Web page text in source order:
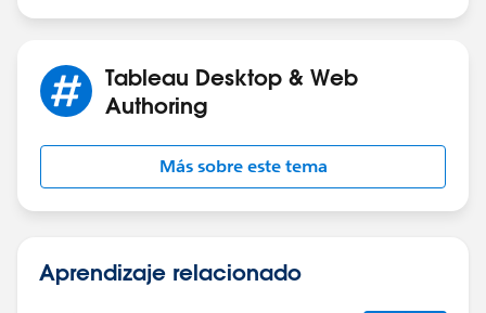
Tableau Desktop & Web
Authoring
Más sobre este tema
Aprendizaje relacionado